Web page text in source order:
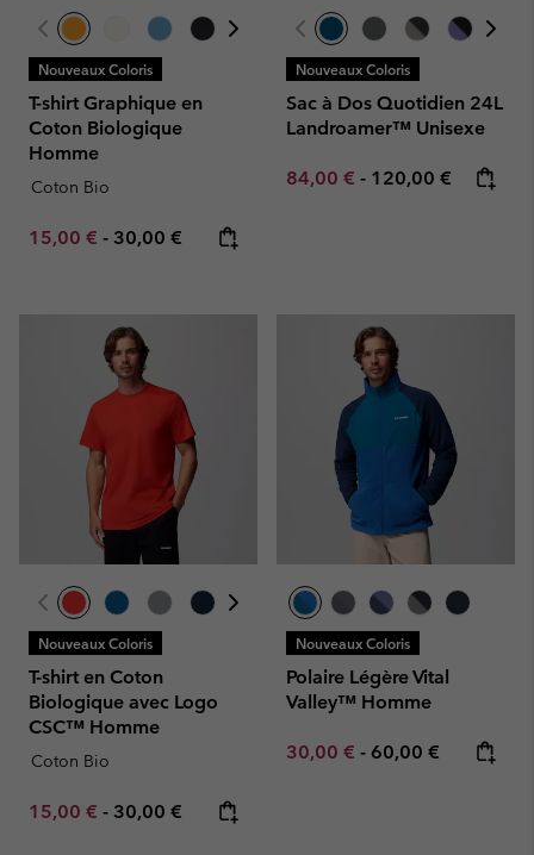
Nouveaux Coloris
T-shirt Graphique en
Coton Biologique
Homme
Coton Bio
Minimum sale price:
15,00 € - Maximum price:
30,00 €
Nouveaux Coloris
Sac à Dos Quotidien 24L
Landroamer™ Unisexe
Minimum sale price:
84,00 € - Maximum price:
120,00 €
Nouveaux Coloris
T-shirt en Coton
Biologique avec Logo
CSC™ Homme
Coton Bio
Minimum sale price:
15,00 € - Maximum price:
30,00 €
Nouveaux Coloris
Polaire Légère Vital
Valley™ Homme
Minimum sale price:
30,00 € - Maximum price:
60,00 €